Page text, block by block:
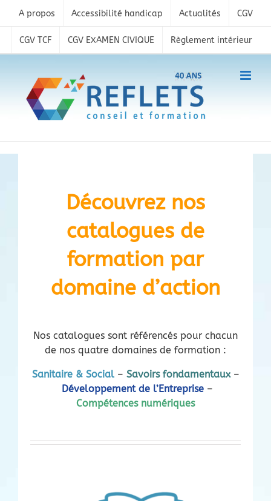
content
A propos Accessibilité handicap Actualités CGV
CGV TCF CGV EXAMEN CIVIQUE Règlement intérieur
Découvrez nos
catalogues de
formation par
domaine d’action
Nos catalogues sont référencés pour chacun
de nos quatre domaines de formation :
Sanitaire & Social – Savoirs fondamentaux–
Développement de l’Entreprise–
Compétences numériques